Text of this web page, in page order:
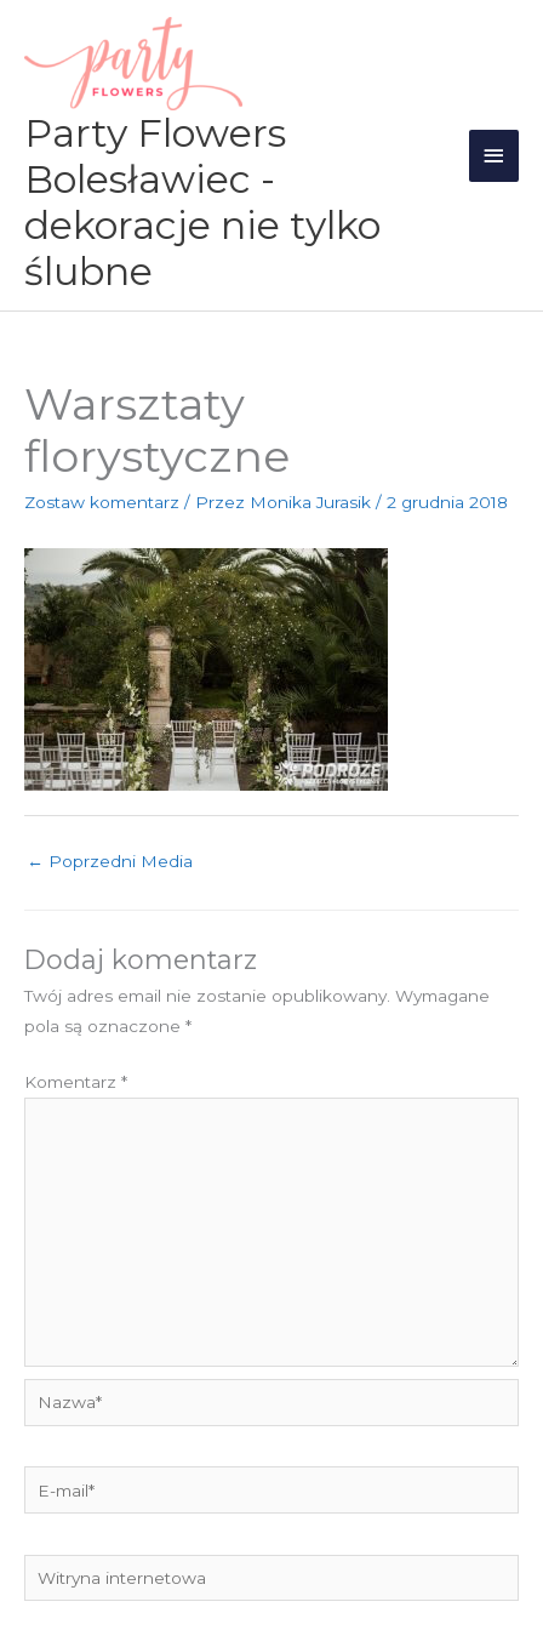
treści
Party Flowers
Bolesławiec -
dekoracje nie tylko
ślubne
Warsztaty
florystyczne
Zostaw komentarz / Przez Monika Jurasik / 2 grudnia 2018
← Poprzedni Media
Dodaj komentarz
Twój adres email nie zostanie opublikowany. Wymagane
pola są oznaczone *
Komentarz *
mail*
Witryna
internetowa